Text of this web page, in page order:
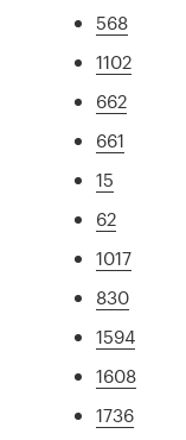
568
1102
662
661
15
62
1017
830
1594
1608
1736